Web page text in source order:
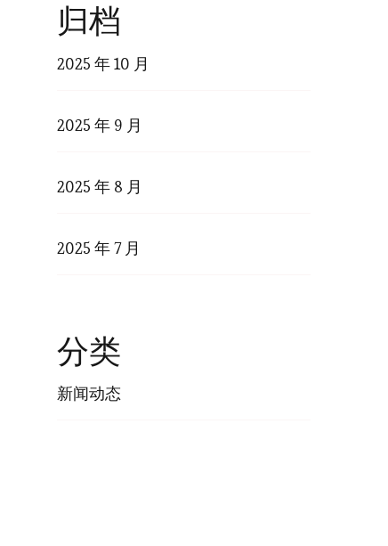
归档
2025 年 10 月
2025 年 9 月
2025 年 8 月
2025 年 7 月
分类
新闻动态